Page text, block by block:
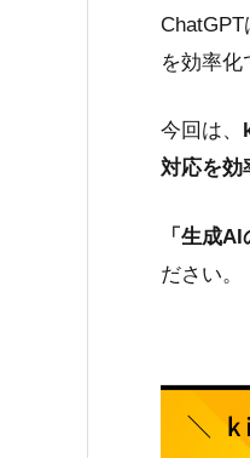
ChatGPT
を効率化
今回は、
対応を効
「生成
ださい。